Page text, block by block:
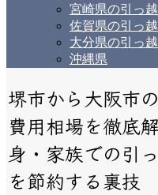
宮崎県の引っ
佐賀県の引っ
大分県の引っ
沖縄県
堺市から大阪市
費用相場を徹底
身・家族での引
を節約する裏技